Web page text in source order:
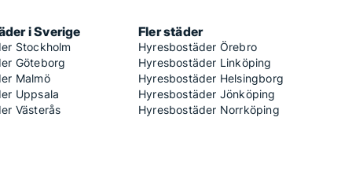
i Sverige
Stockholm
Göteborg
Malmö
Uppsala
Västerås
Fler städer
Hyresbostäder Örebro
Hyresbostäder Linköping
Hyresbostäder Helsingborg
Hyresbostäder Jönköping
Hyresbostäder Norrköping